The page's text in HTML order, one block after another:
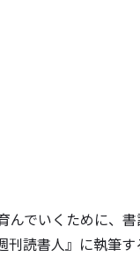
でいくために、
読書人』に執筆